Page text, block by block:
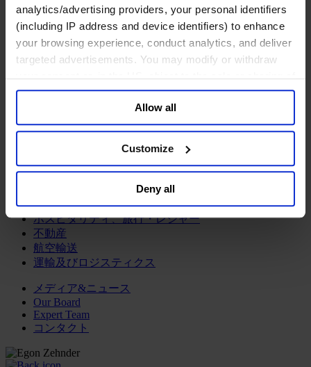
analytics/advertising providers, your personal identifiers
(including IP address and device identifiers) to enhance
your browsing experience, conduct analytics, and deliver
targeted advertisements. You may modify or withdraw
your consent or, in the US, object to the sale or sharing of
your data for targeted advertising, by clicking “Do Not
Sell or Share My Personal Information” in the footer of
the website. You must opt-out of each device and each
browser. For additional information and retention terms
general collection and use of personal information see
Allow all
Customize
Deny all
アセットマネジメント
インフラ事業
ウェルスマネジメント
デジタル資産、暗号資産、Web3
プライベート・エクイティ
リスクマネジメント
保険
投資銀行及びマーケット
政府系投資ファンド
サービス
プロフェッショナルサービス
ホスピタリティ、旅行・レジャー
不動産
航空輸送
運輸及びロジスティクス
メディア&ニュース
Our Board
Expert Team
コンタクト